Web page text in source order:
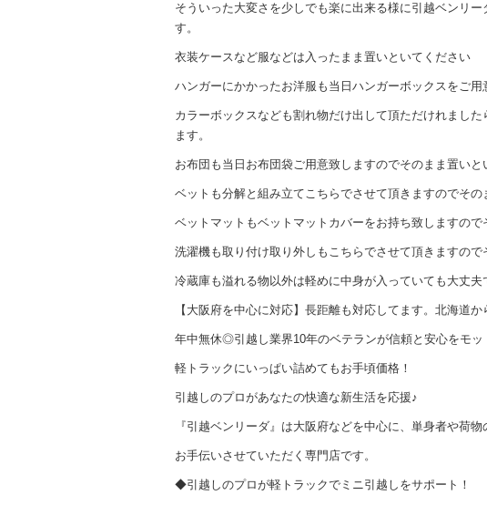
そういった大変さを少しでも楽に出来る様に引越ベンリ
す。
衣装ケースなど服などは入ったまま置いといてください
ハンガーにかかったお洋服も当日ハンガーボックスをご用
カラーボックスなども割れ物だけ出して頂ただけれまし
ます。
お布団も当日お布団袋ご用意致しますのでそのまま置いと
ベットも分解と組み立てこちらでさせて頂きますのでその
ベットマットもベットマットカバーをお持ち致しますので
洗濯機も取り付け取り外しもこちらでさせて頂きますので
冷蔵庫も溢れる物以外は軽めに中身が入っていても大丈夫
【大阪府を中心に対応】長距離も対応してます。北海道か
年中無休◎引越し業界10年のベテランが信頼と安心をモ
軽トラックにいっぱい詰めてもお手頃価格！
引越しのプロがあなたの快適な新生活を応援♪
『引越ベンリーダ』は大阪府などを中心に、単身者や荷
お手伝いさせていただく専門店です。
◆引越しのプロが軽トラックでミニ引越しをサポート！